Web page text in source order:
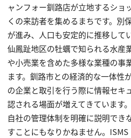
ャンフォー釧路店が立地するショ
くの来訪者を集めるまちです。別
が進み、人口も安定的に推移して
仙鳳趾地区の牡蠣で知られる水産
や小売業を含めた多様な業種の事
ます。釧路市との経済的な一体性
の企業と取引を行う際に情報セキ
認される場面が増えてきています
自社の管理体制を明確に説明でき
すことにもなりかねません。